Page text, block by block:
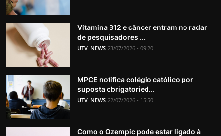
Vitamina B12 e câncer entram no radar
de pesquisadores ...
UTV_NEWS 23/07/2026 - 09:20
MPCE notifica colégio católico por
suposta obrigatoried...
UTV_NEWS 22/07/2026 - 15:50
Como o Ozempic pode estar ligado à